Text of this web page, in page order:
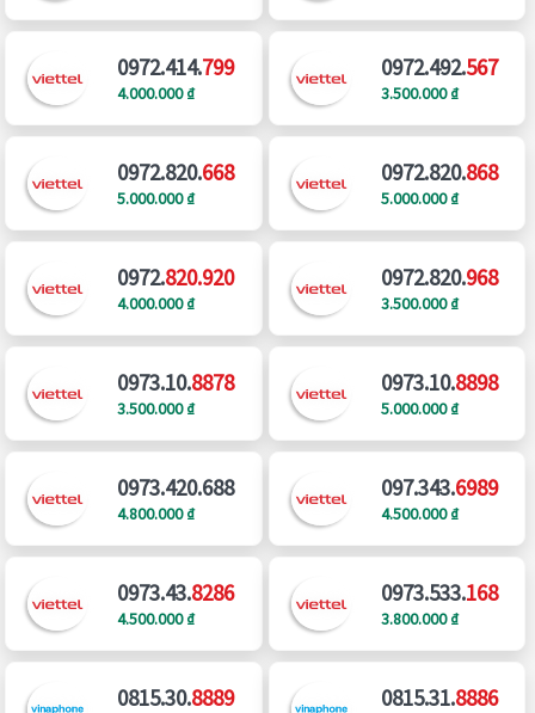
0972.414.799
4.000.000 ₫
0972.492.567
3.500.000 ₫
0972.820.668
5.000.000 ₫
0972.820.868
5.000.000 ₫
0972.820.920
4.000.000 ₫
0972.820.968
3.500.000 ₫
0973.10.8878
3.500.000 ₫
0973.10.8898
5.000.000 ₫
0973.420.688
4.800.000 ₫
097.343.6989
4.500.000 ₫
0973.43.8286
4.500.000 ₫
0973.533.168
3.800.000 ₫
0815.30.8889 0815.31.8886